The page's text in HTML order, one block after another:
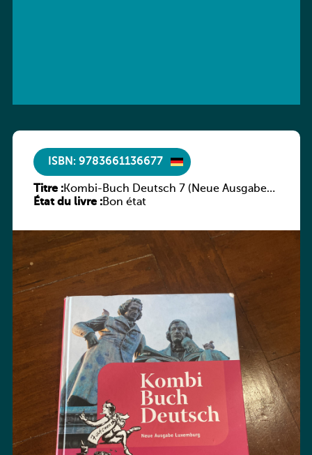
ISBN: 9783661136677
Titre :Kombi-Buch Deutsch 7 (Neue Ausgabe
Luxemburg)
État du livre :Bon état